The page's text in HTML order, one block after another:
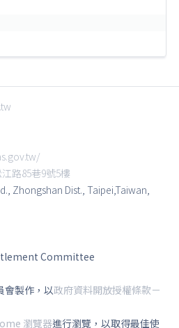
路85巷9號5樓
Zhongshan Dist., Taipei,Taiwan,
Committee
會製作，以政府資料開放授權條款－
瀏覽器進行瀏覽，以取得最佳使